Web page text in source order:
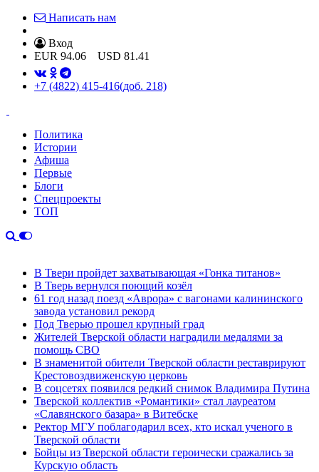
Написать нам
Вход
EUR 94.06 USD 81.41
+7 (4822) 415-416(доб. 218)
Политика
Истории
Афиша
Первые
Блоги
Спецпроекты
ТОП
В Твери пройдет захватывающая «Гонка титанов»
В Тверь вернулся поющий козёл
61 год назад поезд «Аврора» с вагонами калининского
завода установил рекорд
Под Тверью прошел крупный град
Жителей Тверской области наградили медалями за
помощь СВО
В знаменитой обители Тверской области реставрируют
Крестовоздвиженскую церковь
В соцсетях появился редкий снимок Владимира Путина
Тверской коллектив «Романтики» стал лауреатом
«Славянского базара» в Витебске
Ректор МГУ поблагодарил всех, кто искал ученого в
Тверской области
Бойцы из Тверской области героически сражались за
Курскую область